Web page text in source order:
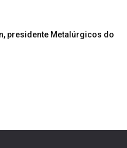
presidente Metalúrgicos do